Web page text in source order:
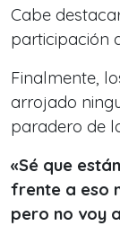
Cabe
participación
Finalmente,
arrojado
paradero de
«Sé que
frente a eso
pero no voy